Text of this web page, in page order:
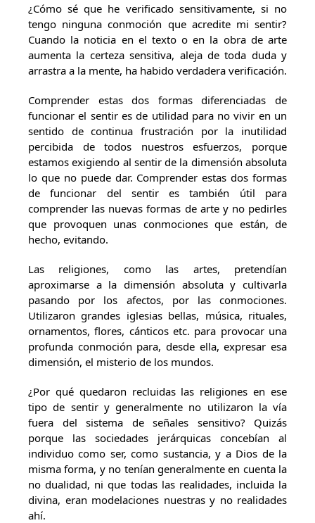
¿Cómo sé que he verificado sensitivamente, si no
tengo ninguna conmoción que acredite mi sentir?
Cuando la noticia en el texto o en la obra de arte
aumenta la certeza sensitiva, aleja de toda duda y
arrastra a la mente, ha habido verdadera verificación.
Comprender estas dos formas diferenciadas de
funcionar el sentir es de utilidad para no vivir en un
sentido de continua frustración por la inutilidad
percibida de todos nuestros esfuerzos, porque
estamos exigiendo al sentir de la dimensión absoluta
lo que no puede dar. Comprender estas dos formas
de funcionar del sentir es también útil para
comprender las nuevas formas de arte y no pedirles
que provoquen unas conmociones que están, de
hecho, evitando.
Las religiones, como las artes, pretendían
aproximarse a la dimensión absoluta y cultivarla
pasando por los afectos, por las conmociones.
Utilizaron grandes iglesias bellas, música, rituales,
ornamentos, flores, cánticos etc. para provocar una
profunda conmoción para, desde ella, expresar esa
dimensión, el misterio de los mundos.
¿Por qué quedaron recluidas las religiones en ese
tipo de sentir y generalmente no utilizaron la vía
fuera del sistema de señales sensitivo? Quizás
porque las sociedades jerárquicas concebían al
individuo como ser, como sustancia, y a Dios de la
misma forma, y no tenían generalmente en cuenta la
no dualidad, ni que todas las realidades, incluida la
divina, eran modelaciones nuestras y no realidades
ahí.